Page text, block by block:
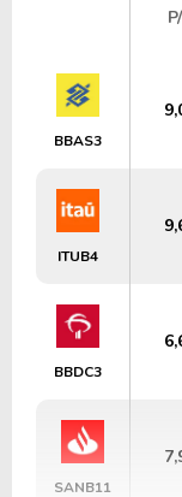
BBAS3
ITUB4
BBDC3
SANB11